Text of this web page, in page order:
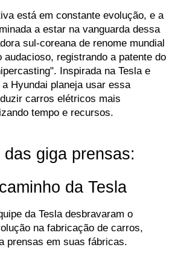
está em constante evolução, e a
a estar na vanguarda dessa
sul-coreana de renome mundial
audacioso, registrando a patente do
Inspirada na Tesla e
Hyundai planeja usar essa
carros elétricos mais
tempo e recursos.
giga prensas:
da Tesla
da Tesla desbravaram o
na fabricação de carros,
prensas em suas fábricas.